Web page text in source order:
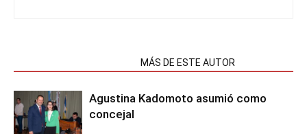
MÁS DE ESTE AUTOR
Agustina Kadomoto asumió como
concejal